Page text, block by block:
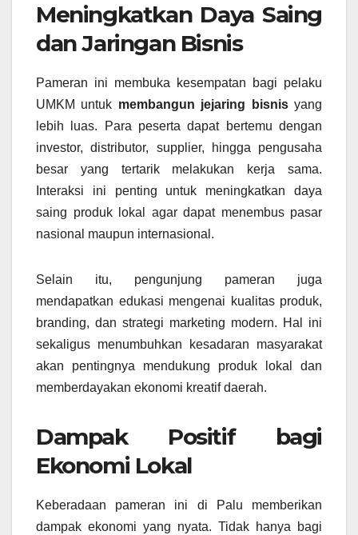
Meningkatkan Daya Saing
dan Jaringan Bisnis
Pameran ini membuka kesempatan bagi pelaku
UMKM untuk membangun jejaring bisnisyang
lebih luas. Para peserta dapat bertemu dengan
investor, distributor, supplier, hingga pengusaha
besar yang tertarik melakukan kerja sama.
Interaksi ini penting untuk meningkatkan daya
saing produk lokal agar dapat menembus pasar
nasional maupun internasional.
Selain itu, pengunjung pameran juga
mendapatkan edukasi mengenai kualitas produk,
branding, dan strategi marketing modern. Hal ini
sekaligus menumbuhkan kesadaran masyarakat
akan pentingnya mendukung produk lokal dan
memberdayakan ekonomi kreatif daerah.
Dampak Positif bagi
Ekonomi Lokal
Keberadaan pameran ini di Palu memberikan
dampak ekonomi yang nyata. Tidak hanya bagi